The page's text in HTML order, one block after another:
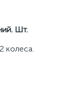
Шт.
колеса.